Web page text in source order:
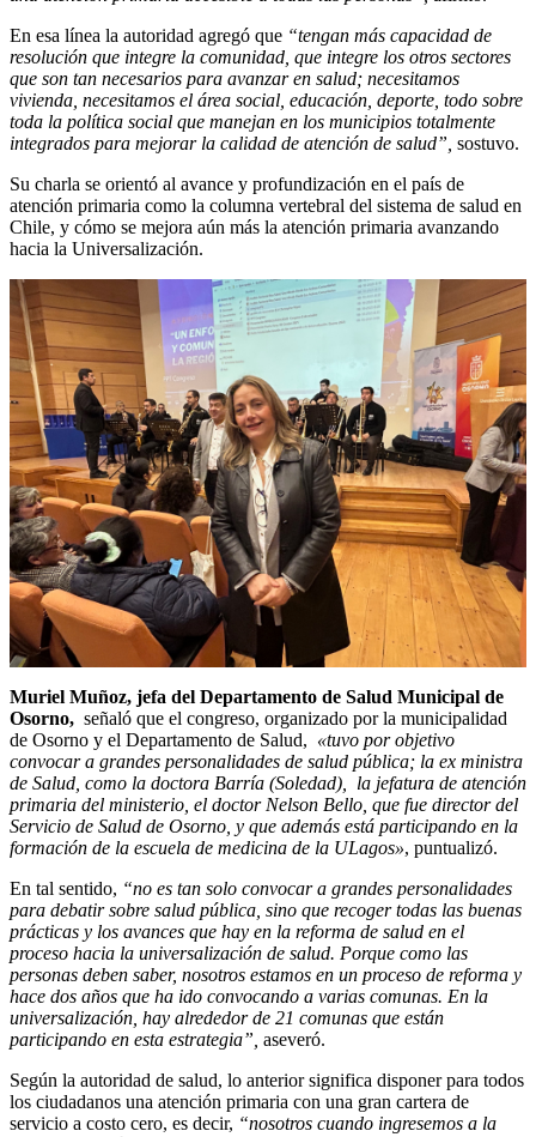
En esa línea la autoridad agregó que “tengan más capacidad de
resolución que integre la comunidad, que integre los otros sectores
que son tan necesarios para avanzar en salud; necesitamos
vivienda, necesitamos el área social, educación, deporte, todo sobre
toda la política social que manejan en los municipios totalmente
integrados para mejorar la calidad de atención de salud”, sostuvo.
Su charla se orientó al avance y profundización en el país de
atención primaria como la columna vertebral del sistema de salud en
Chile, y cómo se mejora aún más la atención primaria avanzando
hacia la Universalización.
Muriel Muñoz, jefa del Departamento de Salud Municipal de
Osorno, señaló que el congreso, organizado por la municipalidad
de Osorno y el Departamento de Salud, «tuvo por objetivo
convocar a grandes personalidades de salud pública; la ex ministra
de Salud, como la doctora Barría (Soledad), la jefatura de atención
primaria del ministerio, el doctor Nelson Bello, que fue director del
Servicio de Salud de Osorno, y que además está participando en la
formación de la escuela de medicina de la ULagos», puntualizó.
En tal sentido, “no es tan solo convocar a grandes personalidades
para debatir sobre salud pública, sino que recoger todas las buenas
prácticas y los avances que hay en la reforma de salud en el
proceso hacia la universalización de salud. Porque como las
personas deben saber, nosotros estamos en un proceso de reforma y
hace dos años que ha ido convocando a varias comunas. En la
universalización, hay alrededor de 21 comunas que están
participando en esta estrategia”, aseveró.
Según la autoridad de salud, lo anterior significa disponer para todos
los ciudadanos una atención primaria con una gran cartera de
servicio a costo cero, es decir, “nosotros cuando ingresemos a la